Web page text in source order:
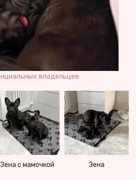
владельцев
Зена с мамочкой Зена